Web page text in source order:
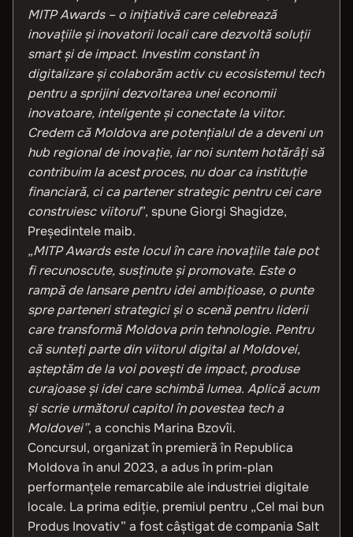
MITP Awards – o inițiativă care celebrează
inovațiile și inovatorii locali care dezvoltă soluții
smart și de impact. Investim constant în
digitalizare și colaborăm activ cu ecosistemul tech
pentru a sprijini dezvoltarea unei economii
inovatoare, inteligente și conectate la viitor.
Credem că Moldova are potențialul de a deveni un
hub regional de inovație, iar noi suntem hotărâți să
contribuim la acest proces, nu doar ca instituție
financiară, ci ca partener strategic pentru cei care
construiesc viitorul”, spune Giorgi Shagidze,
Președintele maib.
„MITP Awards este locul în care inovațiile tale pot
fi recunoscute, susținute și promovate. Este o
rampă de lansare pentru idei ambițioase, o punte
spre parteneri strategici și o scenă pentru liderii
care transformă Moldova prin tehnologie. Pentru
că sunteți parte din viitorul digital al Moldovei,
așteptăm de la voi povești de impact, produse
curajoase și idei care schimbă lumea. Aplică acum
și scrie următorul capitol în povestea tech a
Moldovei”, a conchis Marina Bzovîi.
Concursul, organizat în premieră în Republica
Moldova în anul 2023, a adus în prim-plan
performanțele remarcabile ale industriei digitale
locale. La prima ediție, premiul pentru „Cel mai bun
Produs Inovativ” a fost câștigat de compania Salt